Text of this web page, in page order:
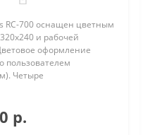
RC-700 оснащен цветным
и рабочей
оформление
пользователем
Четыре
р.